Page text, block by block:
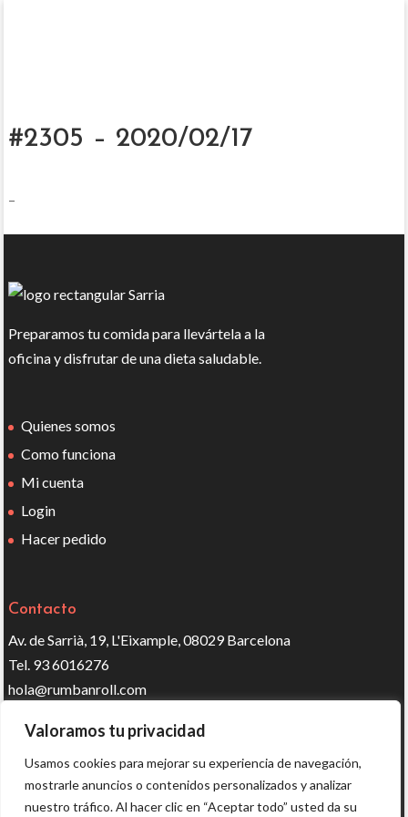
Valoramos tu privacidad
Usamos cookies para mejorar su experiencia de navegación,
mostrarle anuncios o contenidos personalizados y analizar
nuestro tráfico. Al hacer clic en “Aceptar todo” usted da su
#2305 – 2020/02/17
–
Preparamos tu comida para llevártela a la
oficina y disfrutar de una dieta saludable.
Quienes somos
Como funciona
Mi cuenta
Login
Hacer pedido
Contacto
Av. de Sarrià, 19, L'Eixample, 08029 Barcelona
Tel. 93 6016276
hola@rumbanroll.com
Síguenos en redes